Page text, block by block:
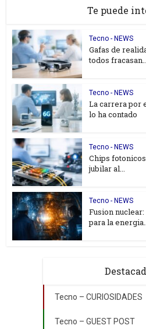
Te puede
Tecno - NEWS
Gafas de
todos
Tecno - NEWS
La carrera por
lo ha contado
Tecno - NEWS
Chips
jubilar al...
Tecno - NEWS
Fusion
para la
Tecno – CURIOSIDADES
Tecno – GUEST POST